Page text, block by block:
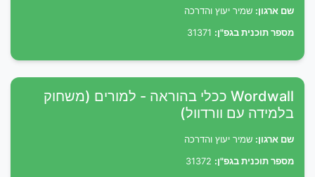
שם ארגון: שמיר יעוץ והדרכה
מספר תוכנית בגפ"ן:
Wordwall ככלי בהוראה - למורים (משחוק
בלמידה עם וורדוול)
שם ארגון: שמיר יעוץ והדרכה
מספר תוכנית בגפ"ן: